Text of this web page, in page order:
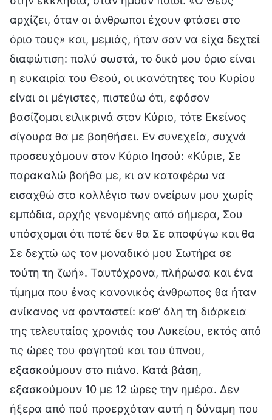
αρχίζει, όταν οι άνθρωποι έχουν φτάσει στο
όριο τους» και, μεμιάς, ήταν σαν να είχα δεχτεί
διαφώτιση: πολύ σωστά, το δικό μου όριο είναι
η ευκαιρία του Θεού, οι ικανότητες του Κυρίου
είναι οι μέγιστες, πιστεύω ότι, εφόσον
βασίζομαι ειλικρινά στον Κύριο, τότε Εκείνος
σίγουρα θα με βοηθήσει. Εν συνεχεία, συχνά
προσευχόμουν στον Κύριο Ιησού: «Κύριε, Σε
παρακαλώ βοήθα με, κι αν καταφέρω να
εισαχθώ στο κολλέγιο των ονείρων μου χωρίς
εμπόδια, αρχής γενομένης από σήμερα, Σου
υπόσχομαι ότι ποτέ δεν θα Σε αποφύγω και θα
Σε δεχτώ ως τον μοναδικό μου Σωτήρα σε
τούτη τη ζωή». Ταυτόχρονα, πλήρωσα και ένα
τίμημα που ένας κανονικός άνθρωπος θα ήταν
ανίκανος να φανταστεί: καθ’ όλη τη διάρκεια
της τελευταίας χρονιάς του Λυκείου, εκτός από
τις ώρες του φαγητού και του ύπνου,
εξασκούμουν στο πιάνο. Κατά βάση,
εξασκούμουν 10 με 12 ώρες την ημέρα. Δεν
ήξερα από πού προερχόταν αυτή η δύναμη που